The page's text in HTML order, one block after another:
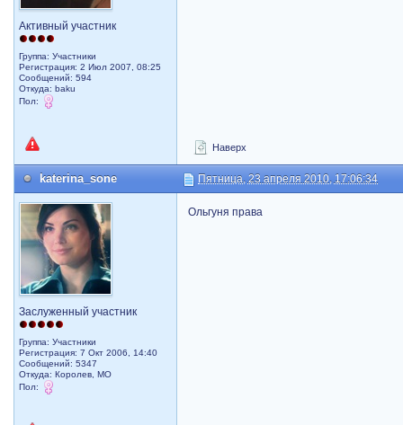
Активный участник
Группа: Участники
Регистрация: 2 Июл 2007, 08:25
Сообщений: 594
Откуда: baku
Пол:
Наверх
katerina_sone Пятница, 23 апреля 2010, 17:06:34
Заслуженный участник
Группа: Участники
Регистрация: 7 Окт 2006, 14:40
Сообщений: 5347
Откуда: Королев, МО
Пол:
Ольгуня права